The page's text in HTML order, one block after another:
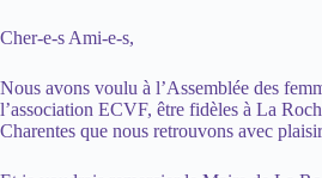
Cher-e-s Ami-e-s,
Nous avons voulu à l’Assemblée des
l’association ECVF, être fidèles à La
Charentes que nous retrouvons avec